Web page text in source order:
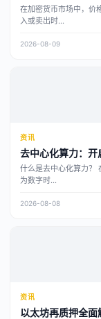
在加密货币市场中，价
入或卖出时...
2026-08-09
资讯
去中心化算力：
什么是去中心化算力？
为数字时...
2026-08-08
资讯
以太坊再质押全